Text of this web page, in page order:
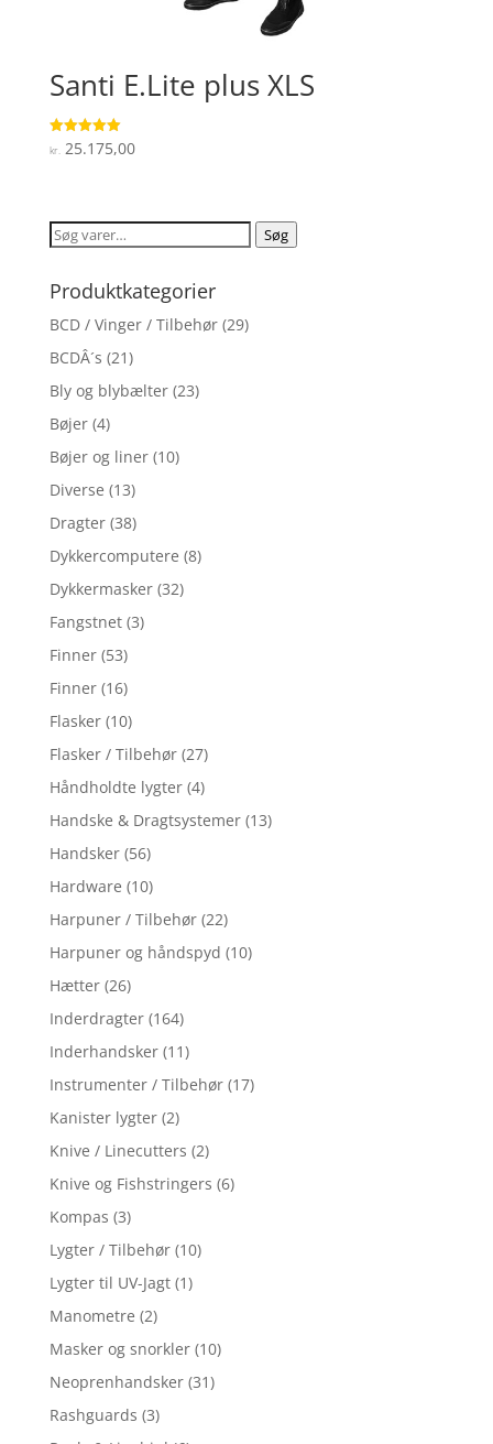
Santi E.Lite plus XLS
Vurderet
5
kr.25.175,00
Søg
Søg
Produktkategorier
BCD / Vinger / Tilbehør (29)
BCDÂ´s (21)
Bly og blybælter (23)
Bøjer (4)
Bøjer og liner (10)
Diverse (13)
Dragter (38)
Dykkercomputere (8)
Dykkermasker (32)
Fangstnet (3)
Finner (53)
Finner (16)
Flasker (10)
Flasker / Tilbehør (27)
Håndholdte lygter (4)
Handske & Dragtsystemer (13)
Handsker (56)
Hardware (10)
Harpuner / Tilbehør (22)
Harpuner og håndspyd (10)
Hætter (26)
Inderdragter (164)
Inderhandsker (11)
Instrumenter / Tilbehør (17)
Kanister lygter (2)
Knive / Linecutters (2)
Knive og Fishstringers (6)
Kompas (3)
Lygter / Tilbehør (10)
Lygter til UV-Jagt (1)
Manometre (2)
Masker og snorkler (10)
Neoprenhandsker (31)
Rashguards (3)